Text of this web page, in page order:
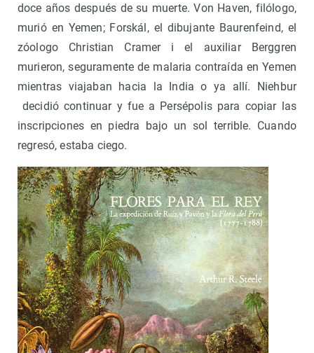
doce años después de su muerte. Von Haven, filólogo,
murió en Yemen; Forskál, el dibujante Baurenfeind, el
zóologo Christian Cramer i el auxiliar Berggren
murieron, seguramente de malaria contraída en Yemen
mientras viajaban hacia la India o ya allí. Niehbur
decidió continuar y fue a Persépolis para copiar las
inscripciones en piedra bajo un sol terrible. Cuando
regresó, estaba ciego.